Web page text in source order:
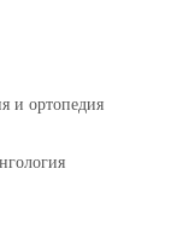
и ортопедия